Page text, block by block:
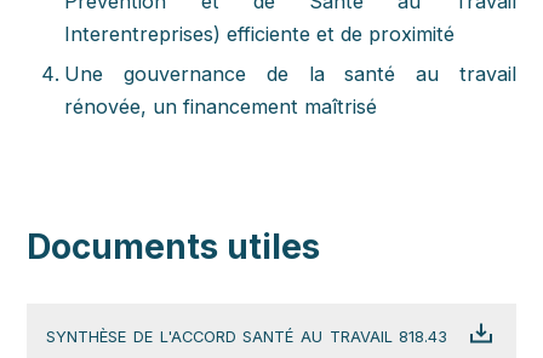
Interentreprises) efficiente et de proximité
Une gouvernance de la santé au travail
rénovée, un financement maîtrisé
Documents utiles
SYNTHÈSE DE L'ACCORD SANTÉ AU TRAVAIL 818.43